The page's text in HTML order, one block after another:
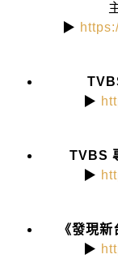
▶
▶
TVBS
▶
《發現
▶